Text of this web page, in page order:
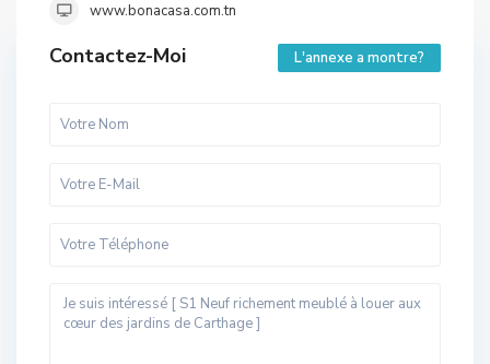
www.bonacasa.com.tn
Contactez-Moi L'annexe a montre?